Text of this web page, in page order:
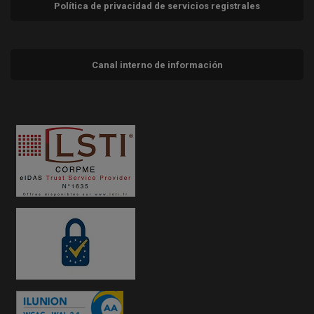
Política de privacidad de servicios registrales
Canal interno de información